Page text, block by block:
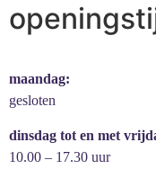
maandag:
gesloten
dinsdag tot en met
10.00 – 17.30 uur